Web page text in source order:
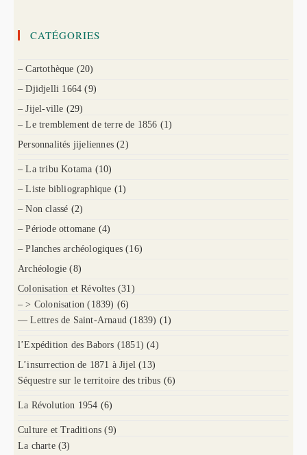
CATÉGORIES
– Cartothèque (20)
– Djidjelli 1664 (9)
– Jijel-ville (29)
– Le tremblement de terre de 1856 (1)
Personnalités jijeliennes (2)
– La tribu Kotama (10)
– Liste bibliographique (1)
– Non classé (2)
– Période ottomane (4)
– Planches archéologiques (16)
Archéologie (8)
Colonisation et Révoltes (31)
– > Colonisation (1839) (6)
— Lettres de Saint-Arnaud (1839) (1)
l’Expédition des Babors (1851) (4)
L’insurrection de 1871 à Jijel (13)
Séquestre sur le territoire des tribus (6)
La Révolution 1954 (6)
Culture et Traditions (9)
La charte (3)